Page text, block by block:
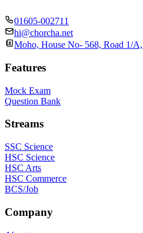
01605-002711
hi@chorcha.net
Moho, House No- 568, Road 1/
Features
Mock Exam
Question Bank
Streams
SSC Science
HSC Science
HSC Arts
HSC Commerce
BCS/Job
Company